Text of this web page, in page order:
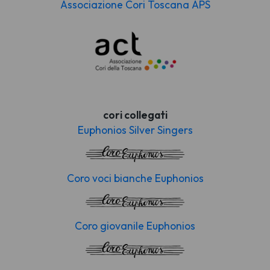
Associazione Cori Toscana APS
cori collegati
Euphonios Silver Singers
Coro voci bianche Euphonios
Coro giovanile Euphonios